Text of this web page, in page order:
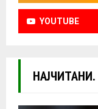
YOUTUBE
НАЈЧИТАНИ.